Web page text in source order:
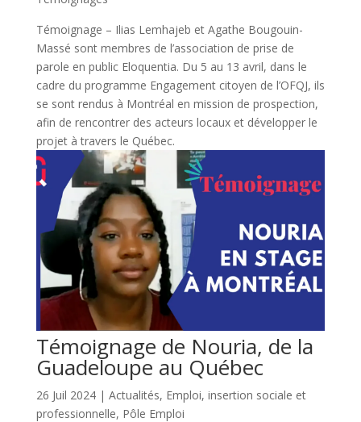
Témoignage – Ilias Lemhajeb et Agathe Bougouin-
Massé sont membres de l’association de prise de
parole en public Eloquentia. Du 5 au 13 avril, dans le
cadre du programme Engagement citoyen de l’OFQJ, ils
se sont rendus à Montréal en mission de prospection,
afin de rencontrer des acteurs locaux et développer le
projet à travers le Québec.
Témoignage de Nouria, de la
Guadeloupe au Québec
26 Juil 2024| Actualités, Emploi, insertion sociale et
professionnelle, Pôle Emploi